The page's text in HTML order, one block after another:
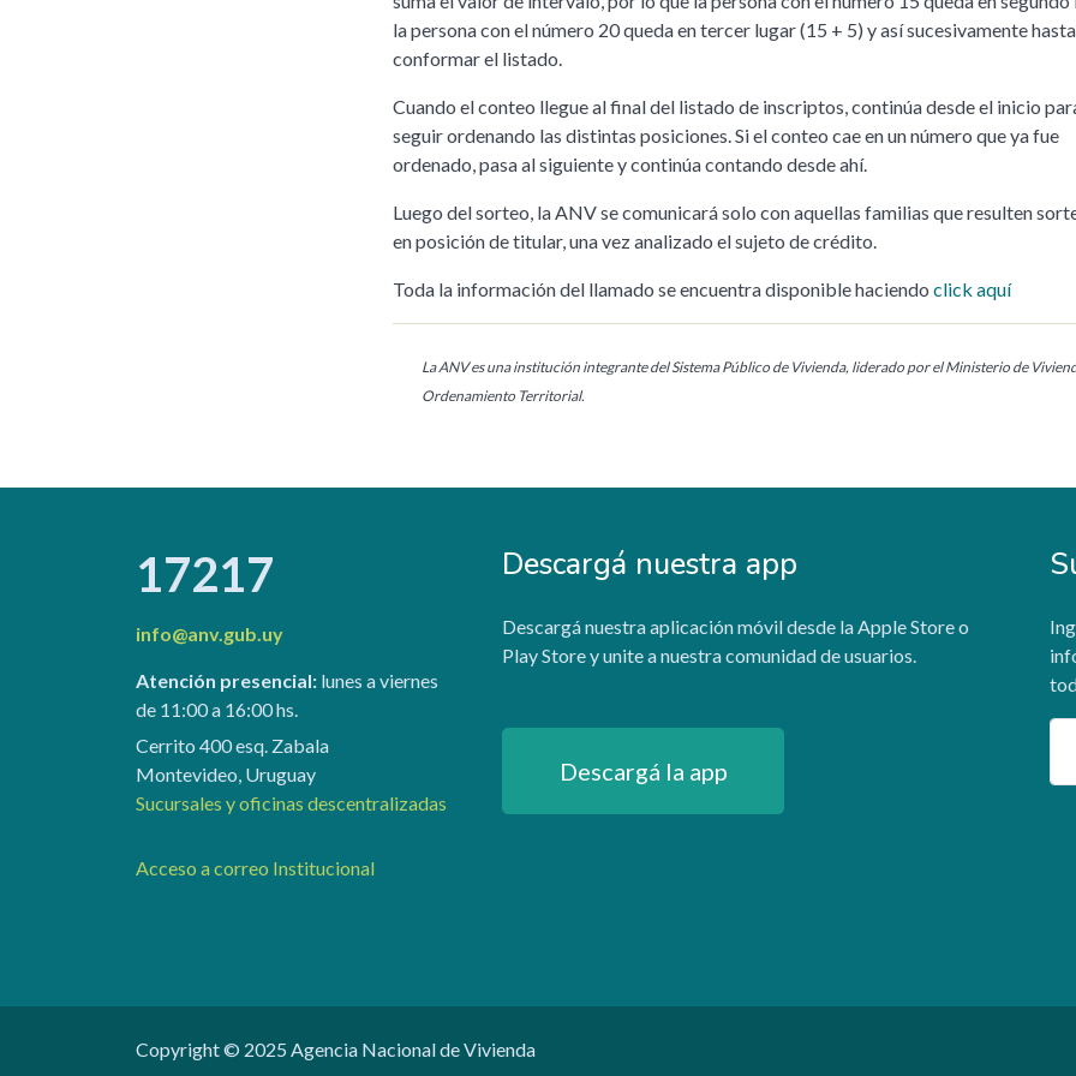
la persona con el número 20 queda en tercer lugar (15 + 5) y así sucesivamente hasta
conformar el listado.
Cuando el conteo llegue al final del listado de inscriptos, continúa desde el inicio
seguir ordenando las distintas posiciones. Si el conteo cae en un número que ya fue
ordenado, pasa al siguiente y continúa contando desde ahí.
Luego del sorteo, la ANV se comunicará solo con aquellas familias que resulten
en posición de titular, una vez analizado el sujeto de crédito.
Toda la información del llamado se encuentra disponible haciendo click aquí
La ANV es una institución integrante del Sistema Público de Vivienda, liderado por el Ministerio de
Ordenamiento Territorial.
17217
info@anv.gub.uy
Atención presencial:lunes a viernes
de 11:00 a 16:00 hs.
Cerrito 400 esq. Zabala
Montevideo, Uruguay
Sucursales y oficinas descentralizadas
Acceso a correo Institucional
Descargá nuestra app
Descargá nuestra aplicación móvil desde la Apple Store o
Play Store y unite a nuestra comunidad de usuarios.
Descargá la app
Copyright © 2025 Agencia Nacional de Vivienda